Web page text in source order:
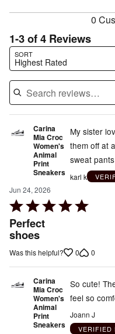
0
1-3 of 4 Reviews
SORT
Highest Rated
Search reviews…
Carina
Mia Croc
Women's
Animal
Print
Sneakers
Jun 24, 2026
Rated
5
out
Perfect
shoes
My sister
them off at
sweat
karl k
Was this helpful? 0 0
Carina
Mia Croc
Women's
Animal
Print
Sneakers
So cute!
feel so
Joann J
VERIFIED